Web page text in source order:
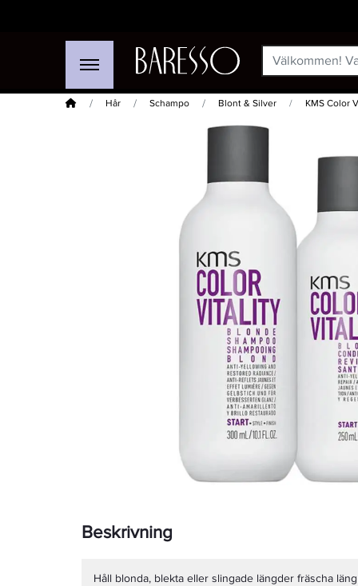
Hem Hår Schampo Blont & Silver KMS Color
Beskrivning
Håll blonda, blekta eller slingade längder fräscha